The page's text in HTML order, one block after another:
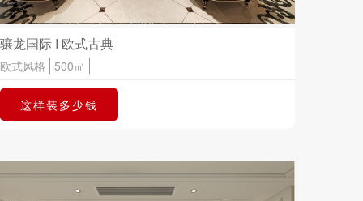
骧龙国际 I 欧式古典
欧式风格 500㎡
这样装多少钱